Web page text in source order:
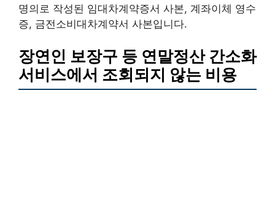
명의로 작성된 임대차계약증서 사본, 계좌이체 영수
증, 금전소비대차계약서 사본입니다.
장연인 보장구 등 연말정산 간소화
서비스에서 조회되지 않는 비용